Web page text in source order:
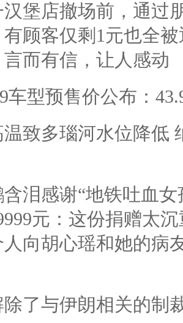
汉堡店撤场前，通过
顾客仅剩1元也全
言而有信，让人感动
车型预售价公布：
温致多瑙河水位降低
泪感谢“地铁吐血
元：这份捐赠太
向胡心瑶和她的病
了与伊朗相关的制